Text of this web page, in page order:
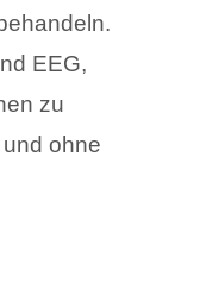
EEG,
zu
ohne